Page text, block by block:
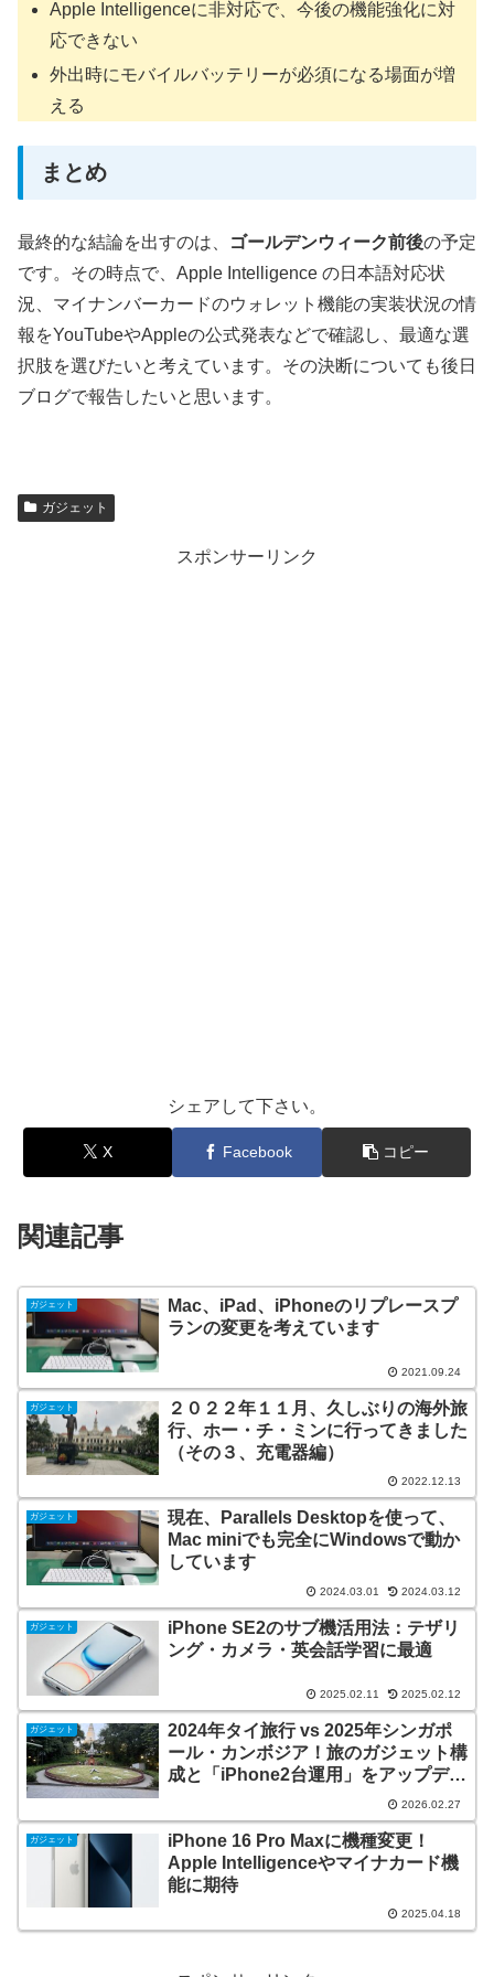
Apple Intelligenceに非対応で、今後の機能強化に対
応できない
外出時にモバイルバッテリーが必須になる場面が増
える
まとめ
最終的な結論を出すのは、 ゴールデンウィーク前後の予定
です。その時点で、Apple Intelligence の日本語対応状
況、マイナンバーカードのウォレット機能の実装状況の情
報をYouTubeやAppleの公式発表などで確認し、最適な選
択肢を選びたいと考えています。その決断についても後日
ブログで報告したいと思います。
ガジェット
スポンサーリンク
シェアして下さい。
X Facebook コピー
関連記事
ガジェット
Mac、iPad、iPhoneのリプレースプ
ランの変更を考えています
2021.09.24
ガジェット
２０２２年１１月、久しぶりの海外旅
行、ホー・チ・ミンに行ってきました
（その３、充電器編）
2022.12.13
ガジェット
現在、Parallels Desktopを使って、
Mac miniでも完全にWindowsで動か
しています
2024.03.01 2024.03.12
ガジェット
iPhone SE2のサブ機活用法：テザリ
ング・カメラ・英会話学習に最適
2025.02.11 2025.02.12
ガジェット
2024年タイ旅行 vs 2025年シンガポ
ール・カンボジア！旅のガジェット構
成と「iPhone2台運用」をアップデー
2026.02.27
ガジェット
iPhone 16 Pro Maxに機種変更！
Apple Intelligenceやマイナカード機
能に期待
2025.04.18